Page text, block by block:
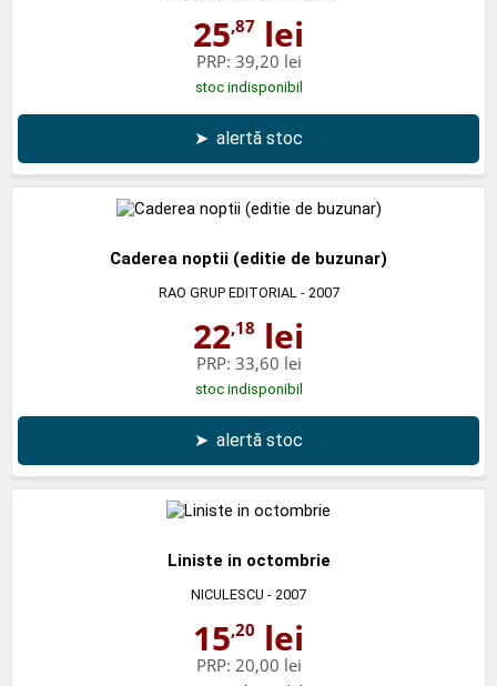
25,87 lei
PRP: 39,20 lei
stoc indisponibil
➤ alertă stoc
Caderea noptii (editie de buzunar)
RAO GRUP EDITORIAL - 2007
22,18 lei
PRP: 33,60 lei
stoc indisponibil
➤ alertă stoc
Liniste in octombrie
NICULESCU - 2007
15,20 lei
PRP: 20,00 lei